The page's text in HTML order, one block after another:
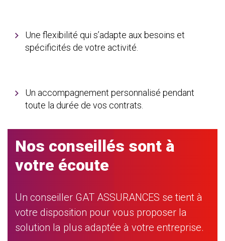
Une flexibilité qui s’adapte aux besoins et
spécificités de votre activité.
Un accompagnement personnalisé pendant
toute la durée de vos contrats.
Nos conseillés sont à
votre écoute
Un conseiller GAT ASSURANCES se tient à
votre disposition pour vous proposer la
solution la plus adaptée à votre entreprise.